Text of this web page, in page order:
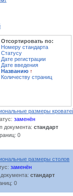
Отсортировать по:
Номеру стандарта
Статусу
Дате регистрации
Дате введения
Названию ↑
Количеству страниц
размеры
заменён
документа: стандарт
0
размеры столов
заменён
стандарт
0